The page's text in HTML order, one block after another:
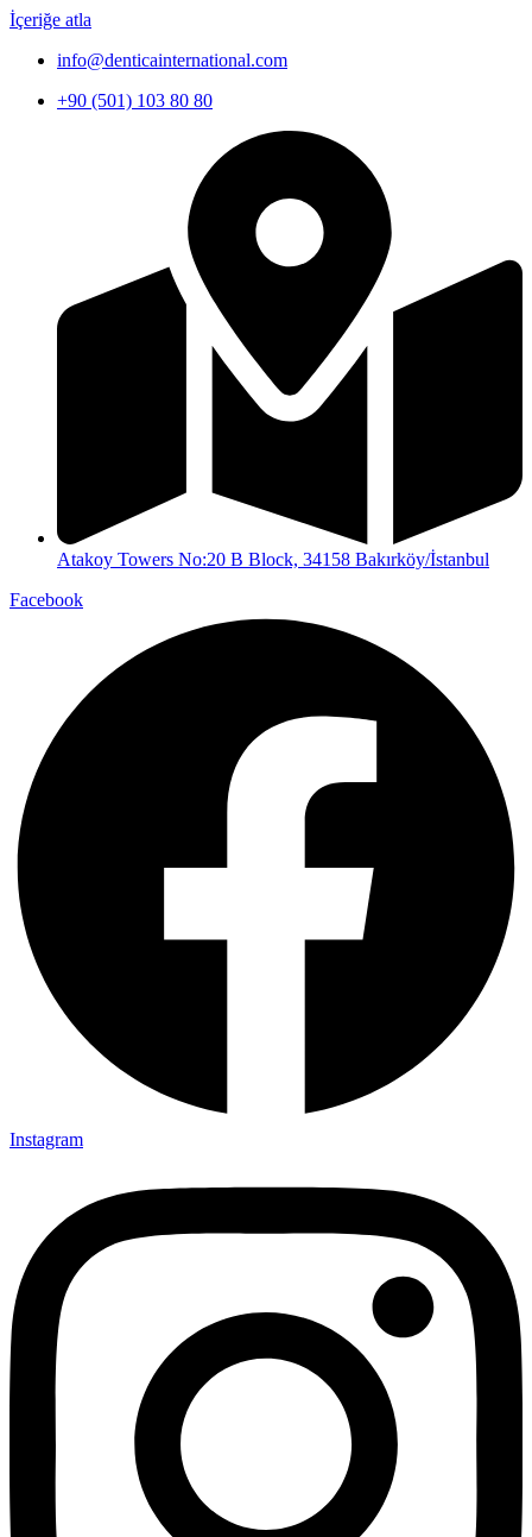
İçeriğe atla
info@denticainternational.com
+90 (501) 103 80 80
Atakoy Towers No:20 B Block, 34158 Bakırköy/İstanbul
Facebook
Instagram